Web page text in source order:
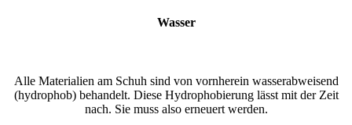
Wasser
Alle Materialien am Schuh sind von vornherein wasserabweisend
(hydrophob) behandelt. Diese Hydrophobierung lässt mit der Zeit
nach. Sie muss also erneuert werden.